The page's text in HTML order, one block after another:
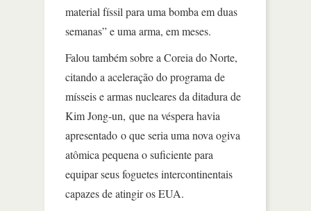
material físsil para uma bomba em duas
semanas” e uma arma, em meses.
Falou também sobre a Coreia do Norte,
citando a aceleração do programa de
mísseis e armas nucleares da ditadura de
Kim Jong-un, que na véspera havia
apresentado o que seria uma nova ogiva
atômica pequena o suficiente para
equipar seus foguetes intercontinentais
capazes de atingir os EUA.